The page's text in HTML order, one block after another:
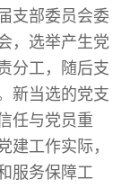
支部委员会委
，选举产生党
分工，随后支
新当选的党支
任与党员重
建工作实际，
服务保障工